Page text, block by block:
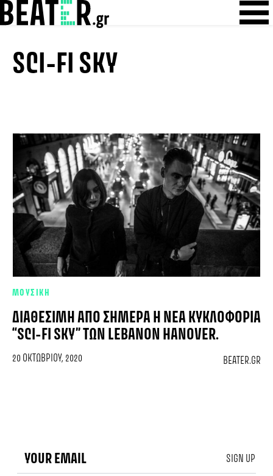
Skip to content
Skip
to
SCI-FI SKY
ΜΟΥΣΙΚΗ
ΔΙΑΘΈΣΙΜΗ ΑΠΌ ΣΉΜΕΡΑ Η ΝΈΑ ΚΥΚΛΟΦΟΡΊΑ
“SCI-FI SKY” ΤΩΝ LEBANON HANOVER.
20 ΟΚΤΩΒΡΊΟΥ, 2020 BEATER.GR
SIGN UP